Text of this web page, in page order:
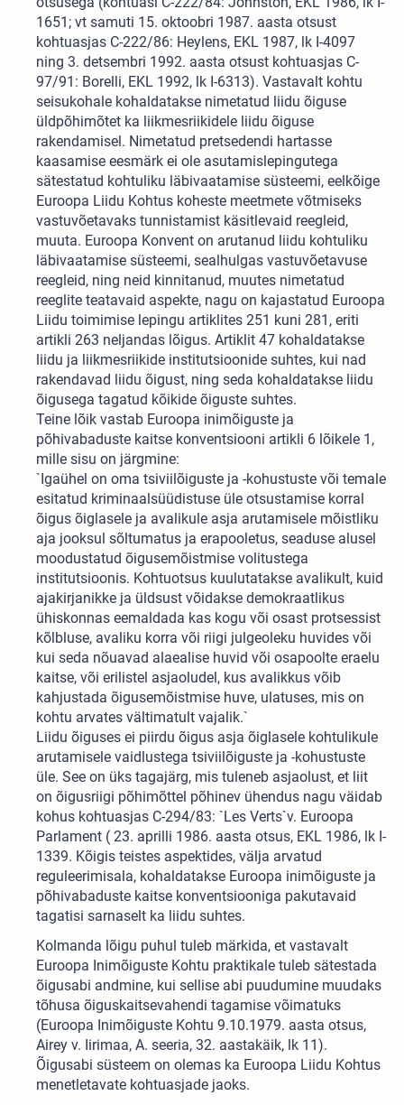
1651; vt samuti 15. oktoobri 1987. aasta otsust
kohtuasjas C-222/86: Heylens, EKL 1987, lk I-4097
ning 3. detsembri 1992. aasta otsust kohtuasjas C-
97/91: Borelli, EKL 1992, lk I-6313). Vastavalt kohtu
seisukohale kohaldatakse nimetatud liidu õiguse
üldpõhimõtet ka liikmesriikidele liidu õiguse
rakendamisel. Nimetatud pretsedendi hartasse
kaasamise eesmärk ei ole asutamislepingutega
sätestatud kohtuliku läbivaatamise süsteemi, eelkõige
Euroopa Liidu Kohtus koheste meetmete võtmiseks
vastuvõetavaks tunnistamist käsitlevaid reegleid,
muuta. Euroopa Konvent on arutanud liidu kohtuliku
läbivaatamise süsteemi, sealhulgas vastuvõetavuse
reegleid, ning neid kinnitanud, muutes nimetatud
reeglite teatavaid aspekte, nagu on kajastatud Euroopa
Liidu toimimise lepingu artiklites 251 kuni 281, eriti
artikli 263 neljandas lõigus. Artiklit 47 kohaldatakse
liidu ja liikmesriikide institutsioonide suhtes, kui nad
rakendavad liidu õigust, ning seda kohaldatakse liidu
õigusega tagatud kõikide õiguste suhtes.
Teine lõik vastab Euroopa inimõiguste ja
põhivabaduste kaitse konventsiooni artikli 6 lõikele 1,
mille sisu on järgmine:
`Igaühel on oma tsiviilõiguste ja -kohustuste või temale
esitatud kriminaalsüüdistuse üle otsustamise korral
õigus õiglasele ja avalikule asja arutamisele mõistliku
aja jooksul sõltumatus ja erapooletus, seaduse alusel
moodustatud õigusemõistmise volitustega
institutsioonis. Kohtuotsus kuulutatakse avalikult, kuid
ajakirjanikke ja üldsust võidakse demokraatlikus
ühiskonnas eemaldada kas kogu või osast protsessist
kõlbluse, avaliku korra või riigi julgeoleku huvides või
kui seda nõuavad alaealise huvid või osapoolte eraelu
kaitse, või erilistel asjaoludel, kus avalikkus võib
kahjustada õigusemõistmise huve, ulatuses, mis on
kohtu arvates vältimatult vajalik.`
Liidu õiguses ei piirdu õigus asja õiglasele kohtulikule
arutamisele vaidlustega tsiviilõiguste ja -kohustuste
üle. See on üks tagajärg, mis tuleneb asjaolust, et liit
on õigusriigi põhimõttel põhinev ühendus nagu väidab
kohus kohtuasjas C-294/83: `Les Verts`v. Euroopa
Parlament ( 23. aprilli 1986. aasta otsus, EKL 1986, lk I-
1339. Kõigis teistes aspektides, välja arvatud
reguleerimisala, kohaldatakse Euroopa inimõiguste ja
põhivabaduste kaitse konventsiooniga pakutavaid
tagatisi sarnaselt ka liidu suhtes.
Kolmanda lõigu puhul tuleb märkida, et vastavalt
Euroopa Inimõiguste Kohtu praktikale tuleb sätestada
õigusabi andmine, kui sellise abi puudumine muudaks
tõhusa õiguskaitsevahendi tagamise võimatuks
(Euroopa Inimõiguste Kohtu 9.10.1979. aasta otsus,
Airey v. Iirimaa, A. seeria, 32. aastakäik, lk 11).
Õigusabi süsteem on olemas ka Euroopa Liidu Kohtus
menetletavate kohtuasjade jaoks.